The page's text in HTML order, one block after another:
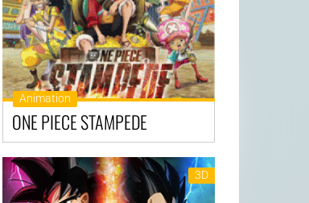
Animation
ONE PIECE STAMPEDE
3D